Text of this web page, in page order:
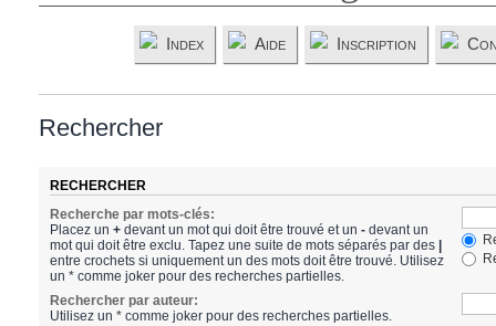
Index Aide Inscription
Rechercher
RECHERCHER
Recherche par mots-clés:
Placez un +devant un mot qui doit être trouvé et un -devant un
mot qui doit être exclu. Tapez une suite de mots séparés par des
entre crochets si uniquement un des mots doit être trouvé. Utilisez
un * comme joker pour des recherches partielles.
Rechercher par auteur:
Utilisez un * comme joker pour des recherches partielles.